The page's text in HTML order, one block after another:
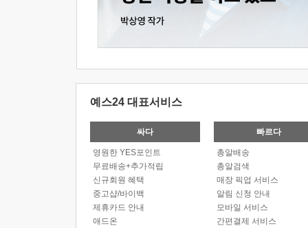
예스24 대표서비스
싸다
영원한 YES포인트
무료배송+추가적립
신규회원 혜택
중고샵/바이백
제휴카드 안내
애드온
빠르다
총알배송
총알검색
매장 픽업 서비스
알림 신청 안내
모바일 서비스
간편결제 서비스